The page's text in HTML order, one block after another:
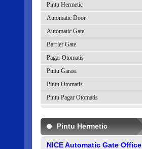
Pintu Hermetic
Automatic Door
Automatic Gate
Barrier Gate
Pagar Otomatis
Pintu Garasi
Pintu Otomatis
Pintu Pagar Otomatis
Pintu Hermetic
NICE Automatic Gate Office